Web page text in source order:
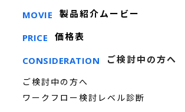
MOVIE
製品紹介ムービー
PRICE 価格表
CONSIDERATION ご検討中の方へ
ご検討中の方へ
ワークフロー検討レベル診断